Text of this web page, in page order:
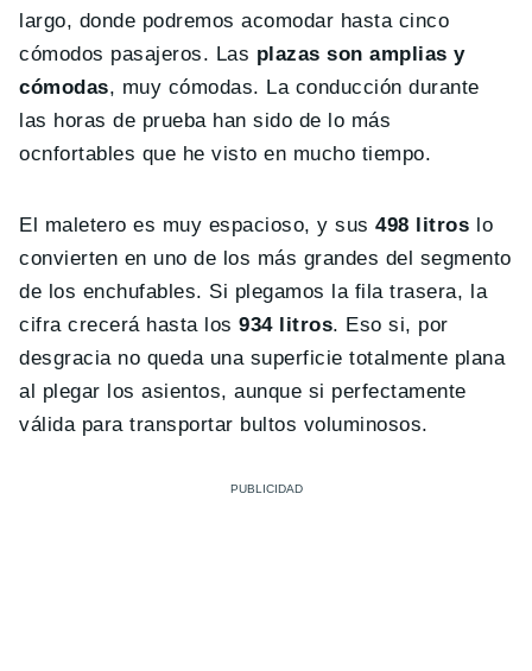
largo, donde podremos acomodar hasta cinco
cómodos pasajeros. Las plazas son amplias y
cómodas, muy cómodas. La conducción durante
las horas de prueba han sido de lo más
ocnfortables que he visto en mucho tiempo.
El maletero es muy espacioso, y sus498 litros lo
convierten en uno de los más grandes del segmento
de los enchufables. Si plegamos la fila trasera, la
cifra crecerá hasta los934 litros. Eso si, por
desgracia no queda una superficie totalmente plana
al plegar los asientos, aunque si perfectamente
válida para transportar bultos voluminosos.